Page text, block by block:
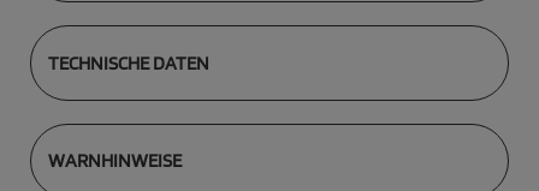
TECHNISCHE DATEN
WARNHINWEISE